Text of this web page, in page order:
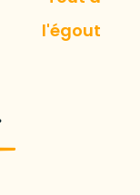
l'égout